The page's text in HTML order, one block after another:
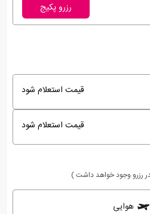
رزرو پکیج
قیمت استعلام شود
قیمت استعلام شود
در رزرو وجود خواهد داشت )
هوایی